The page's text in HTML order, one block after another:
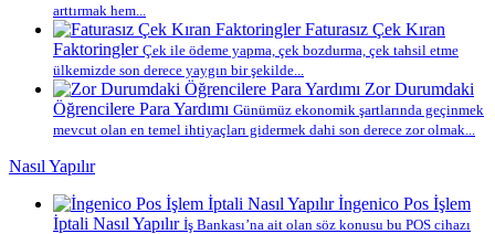
arttırmak hem...
Faturasız Çek Kıran
Faktoringler Çek ile ödeme yapma, çek bozdurma, çek tahsil etme
ülkemizde son derece yaygın bir şekilde...
Zor Durumdaki
Öğrencilere Para Yardımı Günümüz ekonomik şartlarında geçinmek
mevcut olan en temel ihtiyaçları gidermek dahi son derece zor olmak...
Nasıl Yapılır
İngenico Pos İşlem
İptali Nasıl Yapılır İş Bankası’na ait olan söz konusu bu POS cihazı